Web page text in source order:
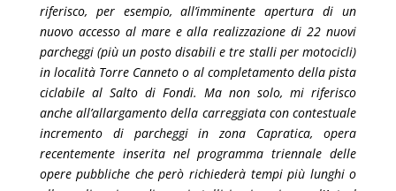
riferisco, per esempio, all’imminente apertura di un
nuovo accesso al mare e alla realizzazione di 22 nuovi
parcheggi (più un posto disabili e tre stalli per motocicli)
in località Torre Canneto o al completamento della pista
ciclabile al Salto di Fondi. Ma non solo, mi riferisco
anche all’allargamento della carreggiata con contestuale
incremento di parcheggi in zona Capratica, opera
recentemente inserita nel programma triennale delle
opere pubbliche che però richiederà tempi più lunghi o